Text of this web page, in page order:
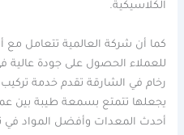
الكلاسيكية.
كما أن شركة العالمية تتعامل مع
للعملاء الحصول على جودة عالية
رخام في الشارقة تقدم خدمة تركيب
يجعلها تتمتع بسمعة طيبة بين
أحدث المعدات وأفضل المواد في